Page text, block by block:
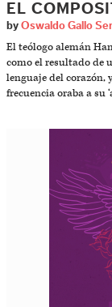
EL
by Oswaldo Gallo
El teólogo alemán
como el resultado de
lenguaje del corazón,
frecuencia oraba a su